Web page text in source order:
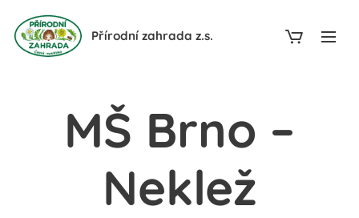
Přírodní zahrada z.s.
MŠ Brno –
Neklež